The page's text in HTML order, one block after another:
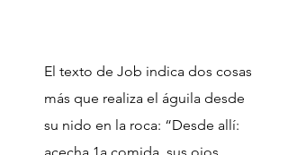
El texto de Job indica dos cosas
más que realiza el águila desde
su nido en la roca: “Desde allí: